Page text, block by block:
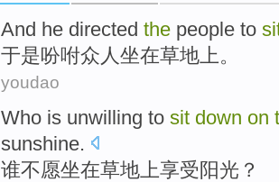
And he directed the people to
于是吩咐众人 坐在草地 上。
youdao
Who is unwilling to sit down on
sunshine.
谁不愿坐在草地 上享受 阳光？